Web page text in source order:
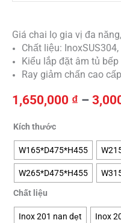
Giá chai lọ gia vị đa
Chất liệu:
Kiểu lắp đặt âm tủ bếp
Ray giảm chấn cao cấp
1,650,000 ₫ –
Kích thước
W165*D475*H455
W265*D475*H455
Chất liệu
Inox 201 nan dẹt Inox
Giá
gia
đa
Inox